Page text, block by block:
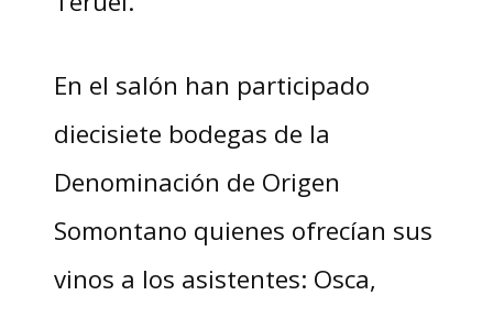
En el salón han participado
diecisiete bodegas de la
Denominación de Origen
Somontano quienes ofrecían sus
vinos a los asistentes: Osca,